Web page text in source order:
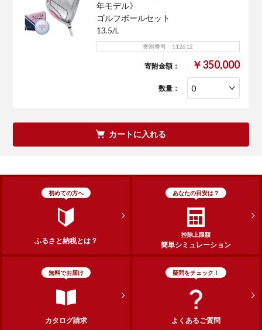
年モデル》
ゴルフボールセット
13.5/L
寄附番号 112612
寄附金額： ￥350,000
数量：
カートに入れる
初めての方へ
ふるさと納税とは？
あなたの目安は？
控除上限額
簡単シミュレーション
無料でお届け
カタログ請求
疑問をチェック！
よくあるご質問